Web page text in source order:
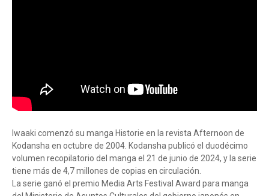
Iwaaki comenzó su manga Historie en la revista Afternoon de
Kodansha en octubre de 2004. Kodansha publicó el duodécimo
volumen recopilatorio del manga el 21 de junio de 2024, y la serie
tiene más de 4,7 millones de copias en circulación.
La serie ganó el premio Media Arts Festival Award para manga